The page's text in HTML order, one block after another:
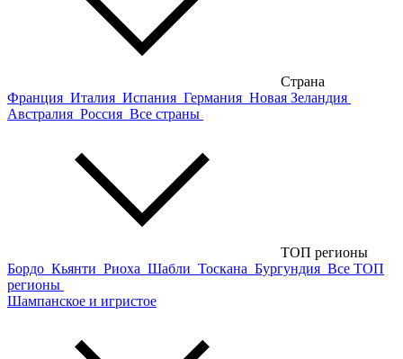
Страна
Франция Италия Испания Германия Новая Зеландия
Австралия Россия Все страны
ТОП регионы
Бордо Кьянти Риоха Шабли Тоскана Бургундия Все ТОП
регионы
Шампанское и игристое